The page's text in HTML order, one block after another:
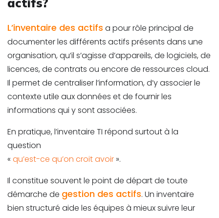
L’inventaire des actifs a pour rôle principal de
documenter les différents actifs présents dans une
organisation, qu’il s’agisse d’appareils, de logiciels, de
licences, de contrats ou encore de ressources cloud.
Il permet de centraliser l’information, d’y associer le
contexte utile aux données et de fournir les
informations qui y sont associées.
En pratique, l’inventaire TI répond surtout à la
question
« qu’est-ce qu’on croit avoir ».
Il constitue souvent le point de départ de toute
démarche de gestion des actifs. Un inventaire
bien structuré aide les équipes à mieux suivre leur